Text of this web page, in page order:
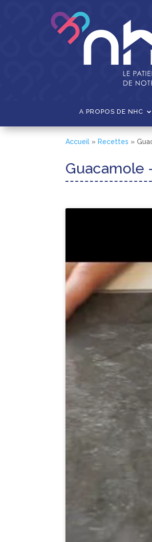
A PROPOS DE NHC
Accueil » Recettes »
Guacamole